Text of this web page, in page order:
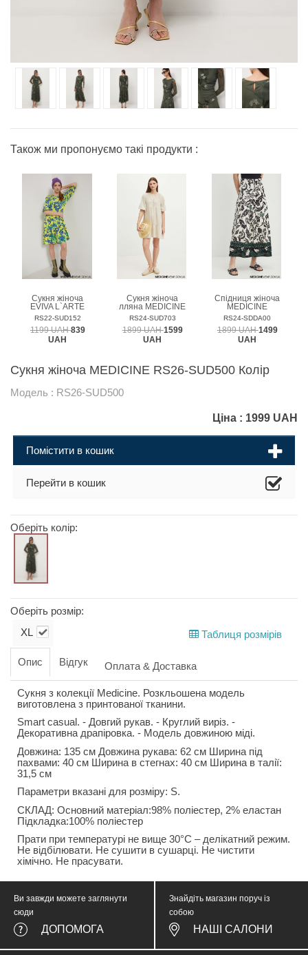
Також ми пропонуємо такі продукти :
Сукня жіноча
EVIVA L`ARTE
RS22-SUD152
1199 UAH839
UAH
Сукня жіноча
лляна MEDICINE
RS24-SUD703
1899 UAH1599
UAH
Спідниця жіноча
MEDICINE
RS24-SDDA00
1899 UAH1499
UAH
Сукня жіноча MEDICINE RS26-SUD500 Колір
Модель : RS26-SUD500
Ціна : 1999 UAH
Помістити в кошик
Перейти в кошик
Оберіть колір:
Оберіть розмір:
XL Таблиця розмірів
Опис Відгук Оплата & Доставка
Сукня з колекції Medicine. Розкльошена модель
виготовлена з принтованої тканини.
Smart casual. - Довгий рукав. - Круглий виріз. -
Декоративна драпіровка. - Модель довжиною міді.
Довжина: 135 см Довжина рукава: 62 см Ширина під
пахвами: 40 см Ширина в стегнах: 40 см Ширина в талії:
31,5 см
Параметри вказані для розміру: S.
СКЛАД: Основний матеріал:98% поліестер, 2% еластан
Підкладка:100% поліестер
Прати при температурі не вище 30°C – делікатний режим.
Не відбілювати. Не сушити в сушарці. Не чистити
хімічно. Не прасувати.
Ви завжди можете заглянути
сюди
ДОПОМОГА
Знайдіть магазин поруч із
собою
НАШІ САЛОНИ